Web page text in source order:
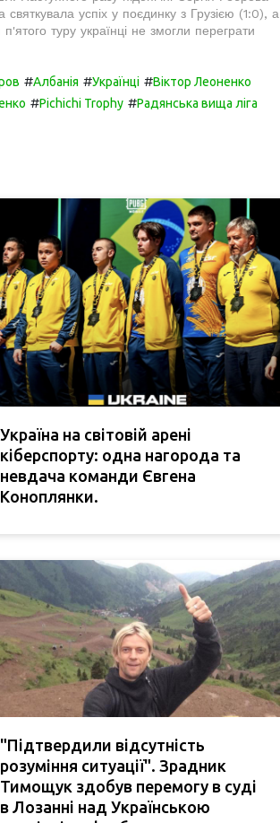
успіх у поєдинку з Грузією (1:0), а
туру українці не змогли переграти
#Албанія #Українці #Віктор Леоненко
#Pichichi Trophy #Радянська вища ліга
Україна на світовій арені
кіберспорту: одна нагорода та
невдача команди Євгена
Коноплянки.
"Підтвердили відсутність
розуміння ситуації". Зрадник
Тимощук здобув перемогу в суді
в Лозанні над Українською